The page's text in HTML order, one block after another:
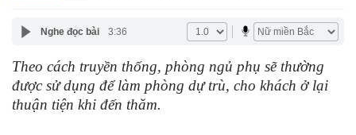
Nghe đọc bài 3:36
Theo cách truyền thống, phòng ngủ phụ sẽ thường
được sử dụng để làm phòng dự trù, cho khách ở lại
thuận tiện khi đến thăm.